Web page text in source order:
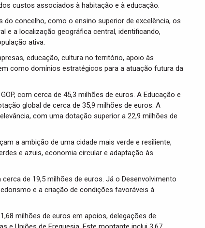
custos associados à habitação e à educação.
concelho, como o ensino superior de excelência, os
e a localização geográfica central, identificando,
ativa.
educação, cultura no território, apoio às
como domínios estratégicos para a atuação futura da
com cerca de 45,3 milhões de euros. A Educação e
global de cerca de 35,9 milhões de euros. A
com uma dotação superior a 22,9 milhões de
a ambição de uma cidade mais verde e resiliente,
e azuis, economia circular e adaptação às
de 19,5 milhões de euros. Já o Desenvolvimento
e a criação de condições favoráveis à
milhões de euros em apoios, delegações de